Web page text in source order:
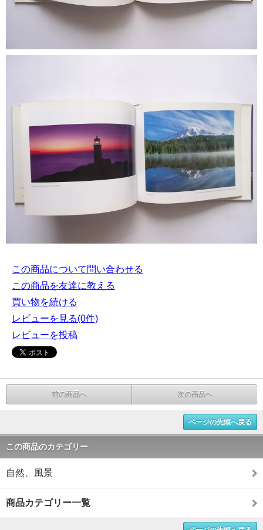
この商品について問い合わせる
この商品を友達に教える
買い物を続ける
レビューを見る(0件)
レビューを投稿
前の商品へ 次の商品へ
ページの先頭へ戻る
この商品のカテゴリー
自然、風景
商品カテゴリー一覧